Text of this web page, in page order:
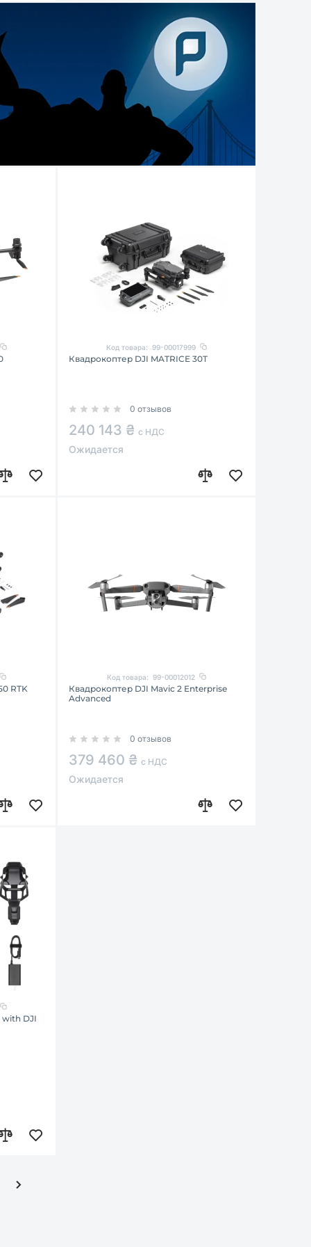
Код товара: 99-00017999
Квадрокоптер DJI MATRICE 30T
0 отзывов
240 143 ₴с НДС
Ожидается
RTK
Код товара: 99-00012012
Квадрокоптер DJI Mavic 2 Enterprise
Advanced
0 отзывов
379 460 ₴с НДС
Ожидается
with DJI